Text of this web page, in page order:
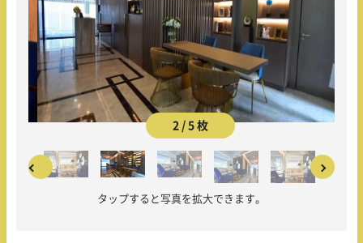
2 / 5 枚
タップすると写真を拡大できます。